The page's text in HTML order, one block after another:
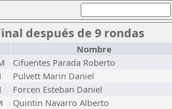
después de 9 rondas
Nombre
Cifuentes Parada Roberto
Pulvett Marin Daniel
Forcen Esteban Daniel
Quintin Navarro Alberto